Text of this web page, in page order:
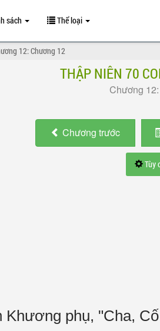
sách Thể loại
12: Chương 12
THẬP NIÊN 70
Chương
Chương trước
Tùy
phụ, "Cha,